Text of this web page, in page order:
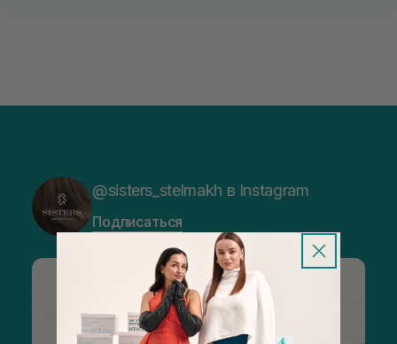
@sisters_stelmakh в Instagram
Подписаться